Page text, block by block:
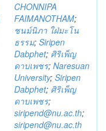
CHONNIPA
FAIMANOTHAM;
ชนม์นิภา ใฝ่มะโน
ธรรม; Siripen
Dabphet; ศิริเพ็ญ
ดาบเพชร; Naresuan
University; Siripen
Dabphet; ศิริเพ็ญ
ดาบเพชร;
siripend@nu.ac.th;
siripend@nu.ac.th